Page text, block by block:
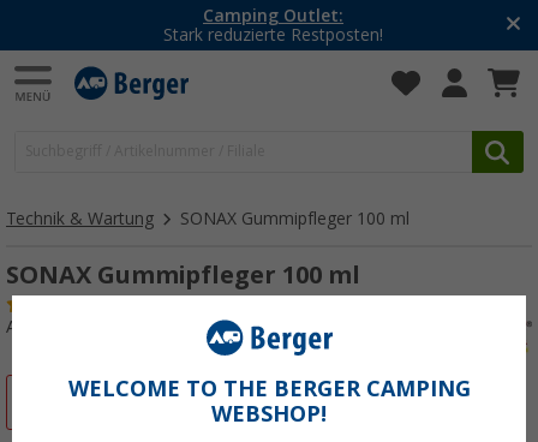
Camping Outlet:
Stark reduzierte Restposten!
Technik & Wartung SONAX Gummipfleger 100 ml
SONAX Gummipfleger 100 ml
Art.-Nr.: 446853
WELCOME TO THE BERGER CAMPING
WEBSHOP!